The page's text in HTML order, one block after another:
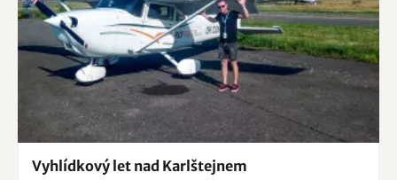
Vyhlídkový let nad Karlštejnem